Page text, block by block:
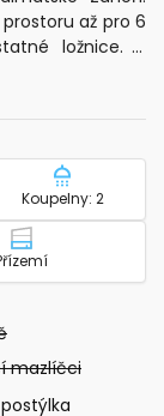
prostoru až pro 6
ložnice. K
standardní wi-fi
je vybavena
rychlovarnou
Vám umožní
posezení a
soukromé
prádlo, toaletní
prkno, fén a
- ubytování
Počet
Koupelny: 2
Patro -
- Nedostupné
mazlíčci-